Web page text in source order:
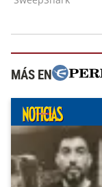
MÁS EN